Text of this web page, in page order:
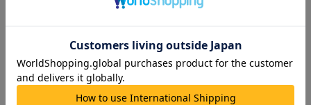
Yes！プリキュア5GoGo！_
ージ